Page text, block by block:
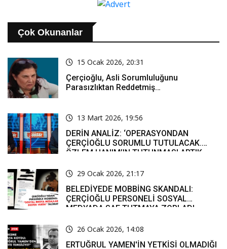
Çok Okunanlar
15 Ocak 2026, 20:31
Çerçioğlu, Asli Sorumluluğunu
Parasızlıktan Reddetmiş…
13 Mart 2026, 19:56
DERİN ANALİZ: ‘OPERASYONDAN
ÇERÇİOĞLU SORUMLU TUTULACAK.
ÖZLEM HANIM’IN TUTUNMASI ARTIK
29 Ocak 2026, 21:17
BELEDİYEDE MOBBİNG SKANDALI:
ÇERÇİOĞLU PERSONELİ SOSYAL
MEDYADA SAF TUTMAYA ZORLADI
26 Ocak 2026, 14:08
ERTUĞRUL YAMEN'İN YETKİSİ OLMADIĞI